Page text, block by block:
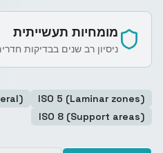
מומחיות תעשייתית
ניסיון רב שנים בבדיקות
ISO 5 (Laminar zones)
ISO 8 (Support areas)